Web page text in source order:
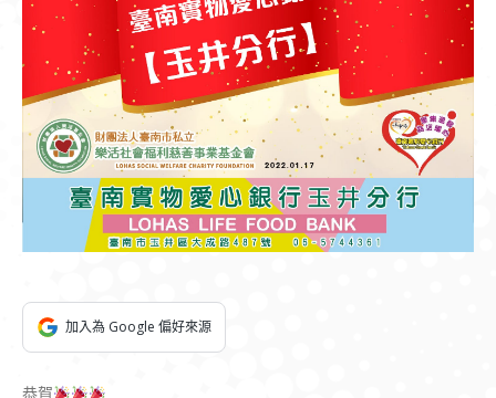
加入為 Google 偏好來源
恭賀